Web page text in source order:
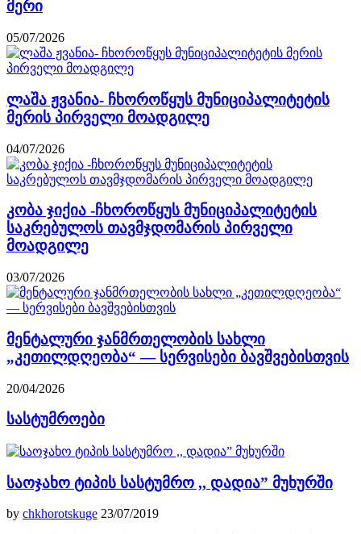
მერი
05/07/2026
ლაშა ჟვანია- ჩხოროწყუს მუნიციპალიტეტის
მერის პირველი მოადგილე
04/07/2026
კობა ჯიქია -ჩხოროწყუს მუნიციპალიტეტის
საკრებულოს თავმჯდომარის პირველი
მოადგილე
03/07/2026
მენტალური ჯანმრთელობის სახლი
„კეთილდღეობა“ — სერვისები ბავშვებისთვის
20/04/2026
სასტუმროები
საოჯახო ტიპის სასტუმრო ,, დადია” მუხურში
by chkhorotskuge 23/07/2019